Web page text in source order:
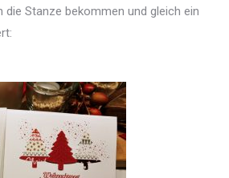
die Stanze bekommen und gleich ein